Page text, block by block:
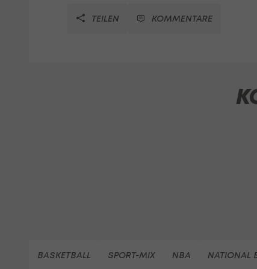
TEILEN KOMMENTARE
BASKETBALL SPORT-MIX NBA NATIONAL